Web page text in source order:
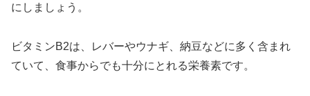
にしましょう。
ビタミンB2は、レバーやウナギ、納豆などに多く含まれ
ていて、食事からでも十分にとれる栄養素です。